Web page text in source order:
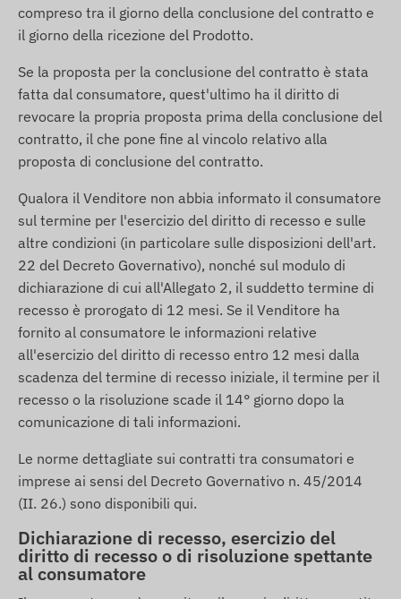
compreso tra il giorno della conclusione del contratto e
il giorno della ricezione del Prodotto.
Se la proposta per la conclusione del contratto è stata
fatta dal consumatore, quest'ultimo ha il diritto di
revocare la propria proposta prima della conclusione del
contratto, il che pone fine al vincolo relativo alla
proposta di conclusione del contratto.
Qualora il Venditore non abbia informato il consumatore
sul termine per l'esercizio del diritto di recesso e sulle
altre condizioni (in particolare sulle disposizioni dell'art.
22 del Decreto Governativo), nonché sul modulo di
dichiarazione di cui all'Allegato 2, il suddetto termine di
recesso è prorogato di 12 mesi. Se il Venditore ha
fornito al consumatore le informazioni relative
all'esercizio del diritto di recesso entro 12 mesi dalla
scadenza del termine di recesso iniziale, il termine per il
recesso o la risoluzione scade il 14° giorno dopo la
comunicazione di tali informazioni.
Le norme dettagliate sui contratti tra consumatori e
imprese ai sensi del Decreto Governativo n. 45/2014
(II. 26.) sono disponibili qui.
Dichiarazione di recesso, esercizio del
diritto di recesso o di risoluzione spettante
al consumatore